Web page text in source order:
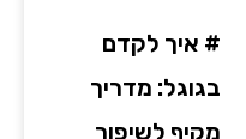
# איך לקדם
בגוגל: מדריך
מקיף לשיפור